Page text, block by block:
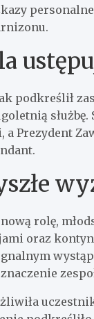
podkreślił
Prezydent
rolę,
oraz